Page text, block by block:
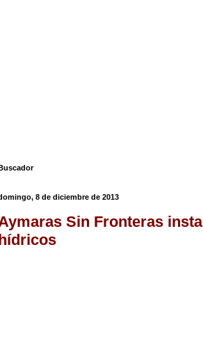
Buscador
8 de diciembre de 2013
Sin Fronteras